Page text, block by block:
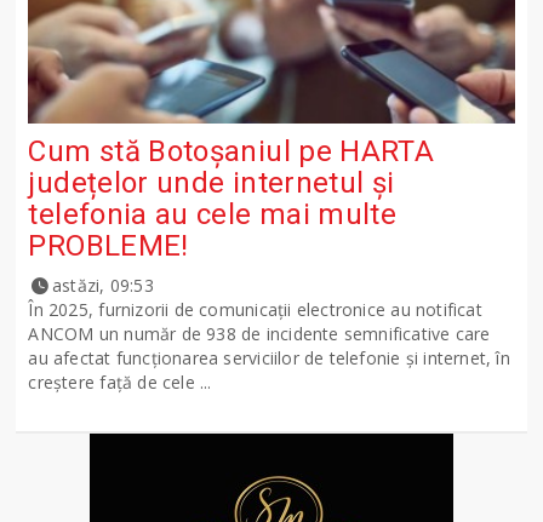
Cum stă Botoșaniul pe HARTA
județelor unde internetul și
telefonia au cele mai multe
PROBLEME!
astăzi, 09:53
În 2025, furnizorii de comunicații electronice au notificat
ANCOM un număr de 938 de incidente semnificative care
au afectat funcționarea serviciilor de telefonie și internet, în
creștere față de cele ...